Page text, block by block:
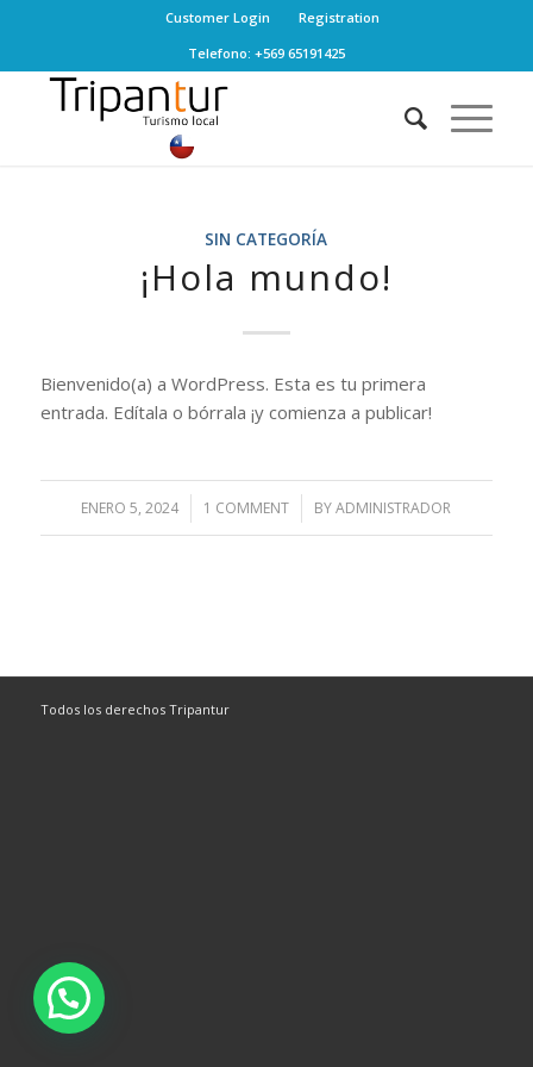
Customer Login
Registration
Telefono: +569 65191425
SIN CATEGORÍA
¡Hola mundo!
Bienvenido(a) a WordPress. Esta es tu primera
entrada. Edítala o bórrala ¡y comienza a publicar!
ENERO 5, 2024
/ 1 COMMENT
/ BYADMINISTRADOR
Todos los derechos Tripantur